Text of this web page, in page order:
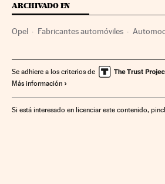
ARCHIVADO EN
Opel Fabricantes automóviles
Se adhiere a los criterios de
Más información
Si está interesado en licenciar este contenido,